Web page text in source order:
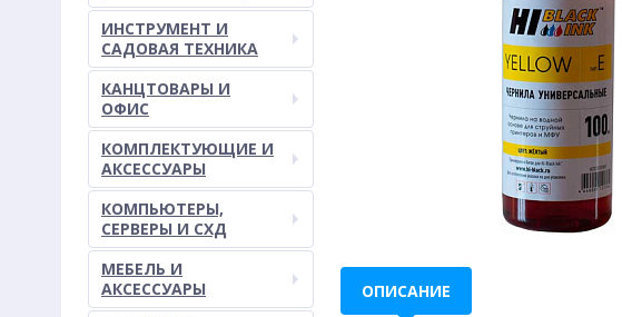
ИНСТРУМЕНТ И
САДОВАЯ ТЕХНИКА
КАНЦТОВАРЫ И
ОФИС
КОМПЛЕКТУЮЩИЕ И
АКСЕССУАРЫ
КОМПЬЮТЕРЫ,
СЕРВЕРЫ И СХД
МЕБЕЛЬ И
АКСЕССУАРЫ
ОПИСАНИЕ